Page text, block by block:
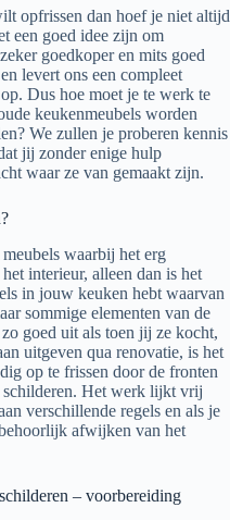
opfrissen dan hoef je niet altijd
een goed idee zijn om
goedkoper en mits goed
levert ons een compleet
Dus hoe moet je te werk te
keukenmeubels worden
We zullen je proberen kennis
jij zonder enige hulp
waar ze van gemaakt zijn.
waarbij het erg
interieur, alleen dan is het
in jouw keuken hebt waarvan
sommige elementen van de
goed uit als toen jij ze kocht,
uitgeven qua renovatie, is het
op te frissen door de fronten
schilderen. Het werk lijkt vrij
verschillende regels en als je
afwijken van het
– voorbereiding